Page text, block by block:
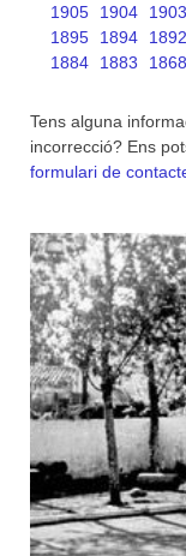
1905
1904 1903
1895
1894 1892
1884
1883 1868
Tens alguna
incorrecció? Ens
formulari de